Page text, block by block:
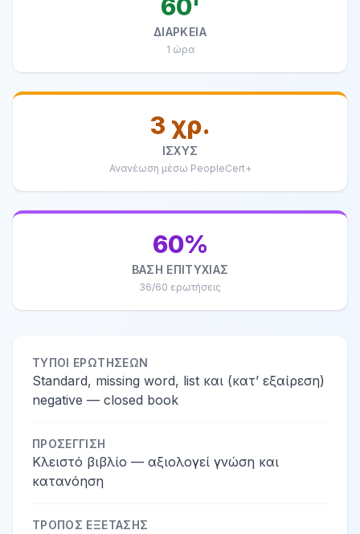
60'
ΔΙΆΡΚΕΙΑ
1 ώρα
3 χρ.
ΙΣΧΎΣ
Ανανέωση μέσω PeopleCert+
60%
ΒΆΣΗ ΕΠΙΤΥΧΊΑΣ
36/60 ερωτήσεις
ΤΎΠΟΙ ΕΡΩΤΉΣΕΩΝ
Standard, missing word, list και (κατ’ εξαίρεση)
negative — closed book
ΠΡΟΣΈΓΓΙΣΗ
Κλειστό βιβλίο — αξιολογεί γνώση και
κατανόηση
ΤΡΌΠΟΣ ΕΞΈΤΑΣΗΣ